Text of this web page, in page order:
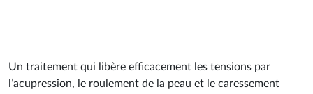
Un traitement qui libère efficacement les tensions par
l’acupression, le roulement de la peau et le caressement